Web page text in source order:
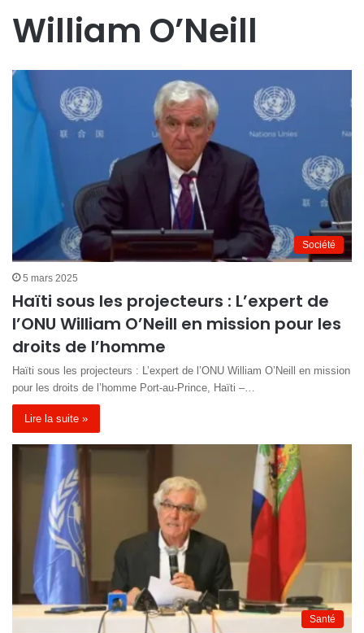
William O’Neill
Société
5 mars 2025
Haïti sous les projecteurs : L’expert de
l’ONU William O’Neill en mission pour les
droits de l’homme
Haïti sous les projecteurs : L’expert de l’ONU William O’Neill en mission
pour les droits de l’homme Port-au-Prince, Haïti –…
Lire la suite »
Santé